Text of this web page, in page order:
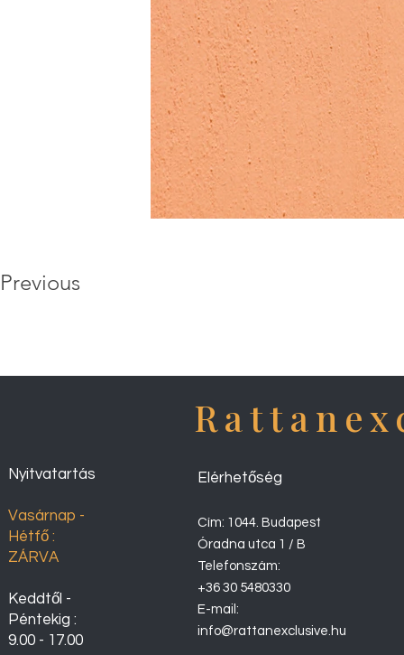
Previous
Nyitvatartás
Vasárnap -
Hétfő :
ZÁRVA
Keddtől -
Péntekig :
9.00 - 17.00
Elérhetőség
Cím: 1044. Budapest
Óradna utca 1 / B
Telefonszám:
+36 30 5480330
E-mail:
info@rattanexclusive.hu